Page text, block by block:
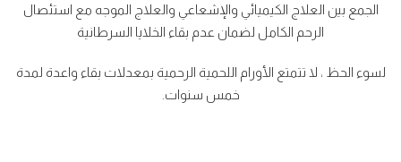
الجمع بين العلاج الكيميائي والإشعاعي والعلاج الموجه مع استئصال
الرحم الكامل لضمان عدم بقاء الخلايا السرطانية
لسوء الحظ ، لا تتمتع الأورام اللحمية الرحمية بمعدلات بقاء واعدة لمدة
خمس سنوات.